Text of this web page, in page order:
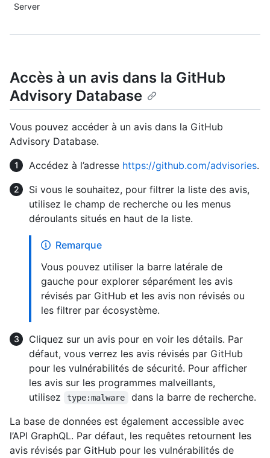
Server
Accès à un avis dans la GitHub
Advisory Database
Vous pouvez accéder à un avis dans la GitHub
Advisory Database.
Accédez à l’adresse https://github.com/advisories.
Si vous le souhaitez, pour filtrer la liste des avis,
utilisez le champ de recherche ou les menus
déroulants situés en haut de la liste.
Remarque
Vous pouvez utiliser la barre latérale de
gauche pour explorer séparément les avis
révisés par GitHub et les avis non révisés ou
les filtrer par écosystème.
Cliquez sur un avis pour en voir les détails. Par
défaut, vous verrez les avis révisés par GitHub
pour les vulnérabilités de sécurité. Pour afficher
les avis sur les programmes malveillants,
utilisez
type:malware
dans la barre de recherche.
La base de données est également accessible avec
l’API GraphQL. Par défaut, les requêtes retournent les
avis révisés par GitHub pour les vulnérabilités de